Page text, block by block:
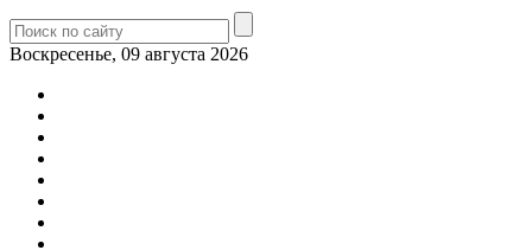
Воскресенье, 09 августа 2026